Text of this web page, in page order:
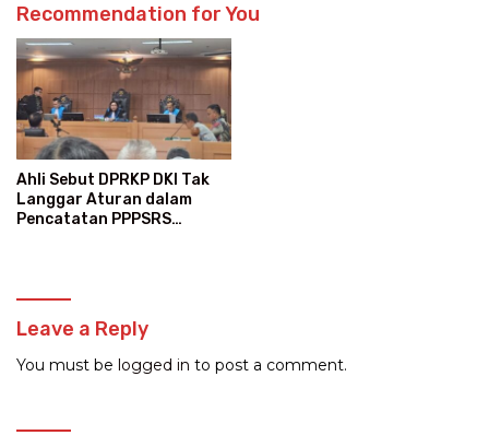
Recommendation for You
Ahli Sebut DPRKP DKI Tak
Langgar Aturan dalam
Pencatatan PPPSRS
Leave a Reply
You must be logged in to post a comment.